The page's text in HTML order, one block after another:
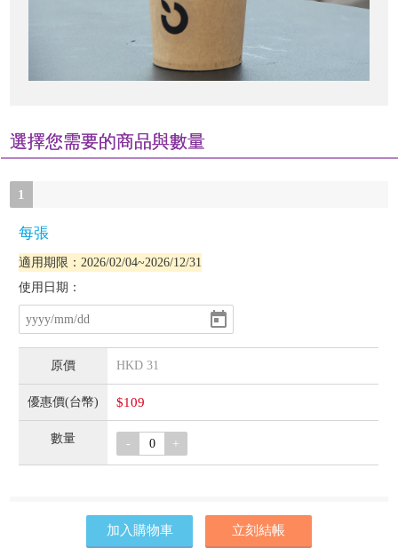
選擇您需要的商品與數量
1
每張
適用期限：2026/02/04~2026/12/31
使用日期：
HKD 31
$109
- +
加入購物車 立刻結帳